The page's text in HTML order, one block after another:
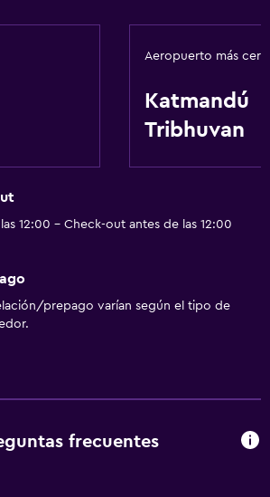
Aeropuerto más
Katmandú
Tribhuvan
12:00 - Check-out antes de las 12:00
prepago varían según el tipo de
frecuentes